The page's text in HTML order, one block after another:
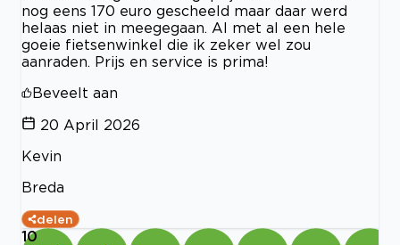
nog eens 170 euro gescheeld maar daar werd
helaas niet in meegegaan. Al met al een hele
goeie fietsenwinkel die ik zeker wel zou
aanraden. Prijs en service is prima!
Beveelt aan
20 April 2026
Kevin
Breda
delen
10